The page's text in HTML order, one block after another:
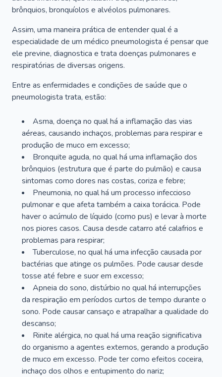
brônquios, bronquíolos e alvéolos pulmonares.
Assim, uma maneira prática de entender qual é a
especialidade de um médico pneumologista é pensar que
ele previne, diagnostica e trata doenças pulmonares e
respiratórias de diversas origens.
Entre as enfermidades e condições de saúde que o
pneumologista trata, estão:
Asma, doença no qual há a inflamação das vias
aéreas, causando inchaços, problemas para respirar e
produção de muco em excesso;
Bronquite aguda, no qual há uma inflamação dos
brônquios (estrutura que é parte do pulmão) e causa
sintomas como dores nas costas, coriza e febre;
Pneumonia, no qual há um processo infeccioso
pulmonar e que afeta também a caixa torácica. Pode
haver o acúmulo de líquido (como pus) e levar à morte
nos piores casos. Causa desde catarro até calafrios e
problemas para respirar;
Tuberculose, no qual há uma infecção causada por
bactérias que atinge os pulmões. Pode causar desde
tosse até febre e suor em excesso;
Apneia do sono, distúrbio no qual há interrupções
da respiração em períodos curtos de tempo durante o
sono. Pode causar cansaço e atrapalhar a qualidade do
descanso;
Rinite alérgica, no qual há uma reação significativa
do organismo a agentes externos, gerando a produção
de muco em excesso. Pode ter como efeitos coceira,
inchaço dos olhos e entupimento do nariz;